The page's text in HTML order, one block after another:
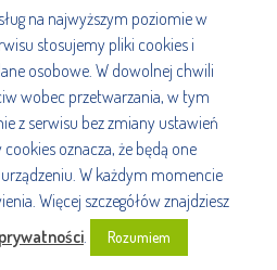
na najwyższym poziomie w
stosujemy pliki cookies i
osobowe. W dowolnej chwili
wobec przetwarzania, w tym
z serwisu bez zmiany ustawień
oznacza, że będą one
W każdym momencie
Więcej szczegółów znajdziesz
. Rozumiem